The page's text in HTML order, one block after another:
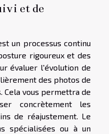
et de
un processus continu
rigoureux et des
évaluer l'évolution de
des photos de
vous permettra de
concrètement les
de réajustement. Le
spécialisées ou à un